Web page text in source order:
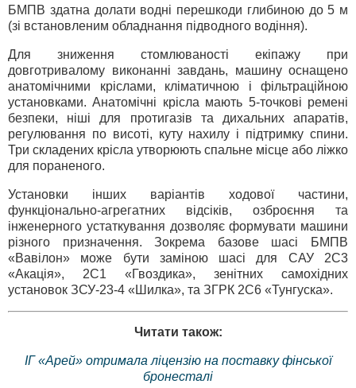
БМПВ здатна долати водні перешкоди глибиною до 5 м
(зі встановленим обладнання підводного водіння).
Для зниження стомлюваності екіпажу при
довготривалому виконанні завдань, машину оснащено
анатомічними кріслами, кліматичною і фільтраційною
установками. Анатомічні крісла мають 5-точкові ремені
безпеки, ніші для протигазів та дихальних апаратів,
регулювання по висоті, куту нахилу і підтримку спини.
Три складених крісла утворюють спальне місце або ліжко
для пораненого.
Установки інших варіантів ходової частини,
функціонально-агрегатних відсіків, озброєння та
інженерного устаткування дозволяє формувати машини
різного призначення. Зокрема базове шасі БМПВ
«Вавілон» може бути заміною шасі для САУ 2С3
«Акація», 2С1 «Гвоздика», зенітних самохідних
установок ЗСУ-23-4 «Шилка», та ЗГРК 2С6 «Тунгуска».
Читати також:
ІГ «Арей» отримала ліцензію на поставку фінської
бронесталі